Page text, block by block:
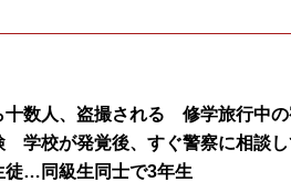
十数人、盗撮される 修学旅行中
学校が発覚後、すぐ警察に相談
徒…同級生同士で3年生